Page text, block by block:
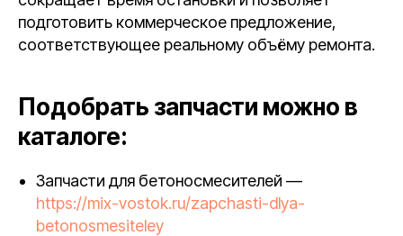
подготовить коммерческое предложение,
соответствующее реальному объёму ремонта.
Подобрать запчасти можно в
каталоге:
Запчасти для бетоносмесителей —
https://mix-vostok.ru/zapchasti-dlya-
betonosmesiteley